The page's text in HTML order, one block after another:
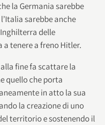
la Germania sarebbe
sarebbe anche
delle
tenere a freno Hitler.
fine fa scattare la
quello che porta
in atto la sua
la creazione di uno
territorio e sostenendo il